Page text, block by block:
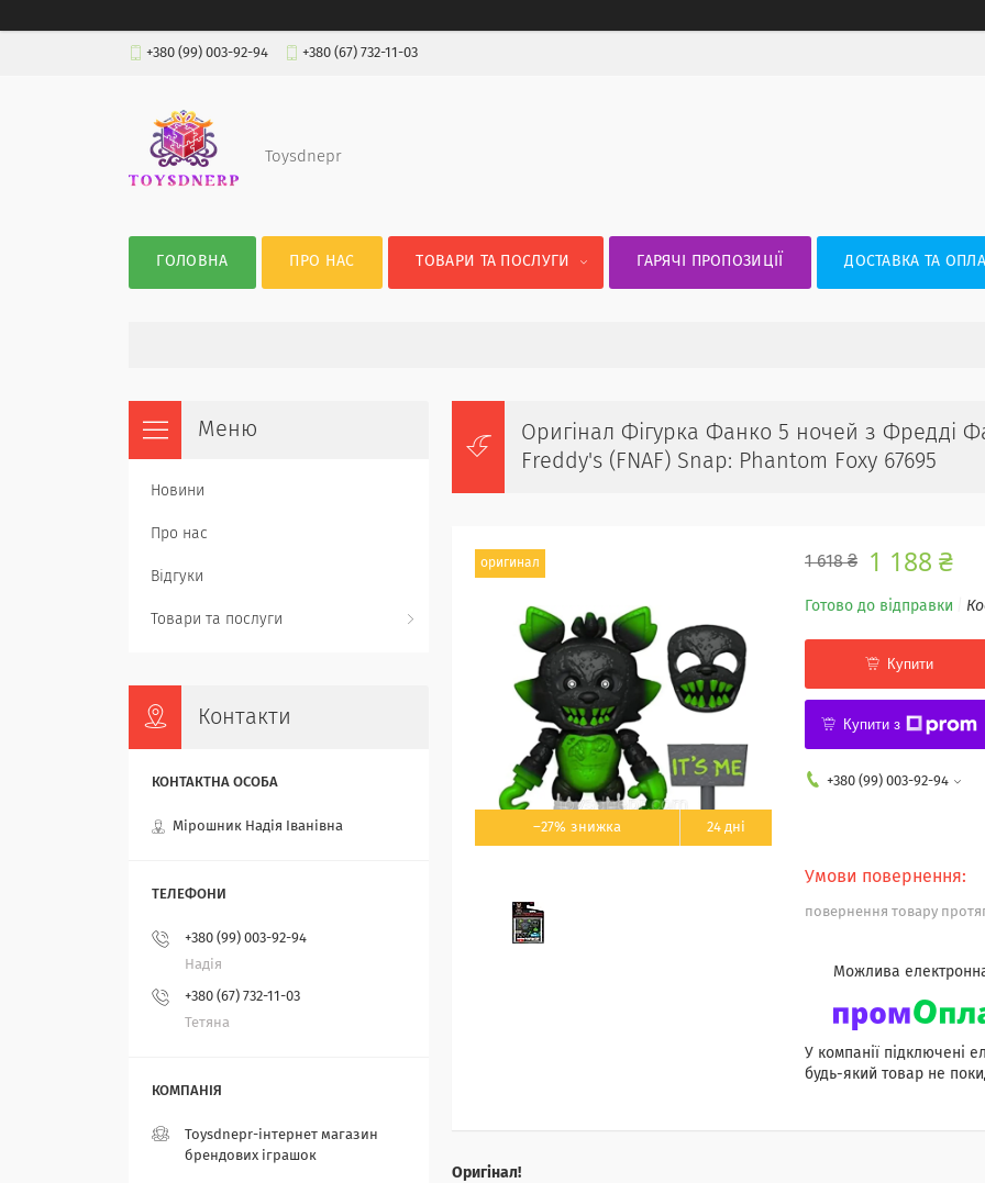
+380 (99) 003-92-94 +380 (67) 732-11-03
Toysdnepr
ГОЛОВНА ПРО НАС ТОВАРИ ТА ПОСЛУГИ ГАРЯЧІ ПРОПОЗИЦІЇ ДОСТАВКА ТА
Оригінал Фігурка Фанко 5 ночей з Фредді
Freddy's (FNAF) Snap: Phantom Foxy ‎67695
–27% 24 дні
оригинал 1 618 ₴ 1 188 ₴
Готово до відправки
Купити
Купити з
+380 (99) 003-92-94
повернення товару
У компанії підключені
будь-який товар не
Оригінал!
Новини
Про нас
Відгуки
Товари та послуги
Контакти
Мірошник Надія Іванівна
+380 (99) 003-92-94
Надія
+380 (67) 732-11-03
Тетяна
Toysdnepr-інтернет магазин
брендових іграшок